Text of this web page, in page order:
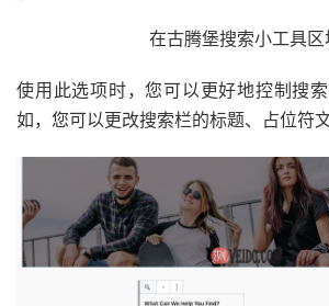
在古腾堡搜索小工具区
使用此选项时，您可以更好地控制搜
如，您可以更改搜索栏的标题、占位符